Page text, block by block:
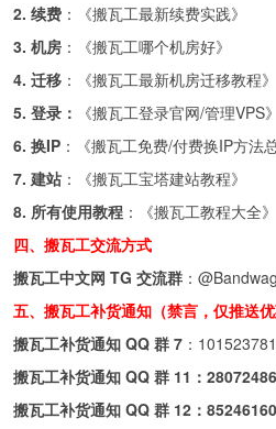
2. 续费 ：《搬瓦工最新续费实践》
3. 机房 ：《搬瓦工哪个机房好》
4. 迁移 ：《搬瓦工最新机房迁移教程》
5. 登录：
《搬瓦工登录官网/管理VPS》
6. 换IP ：《搬瓦工免费/付费换IP方法
7. 建站 ：《搬瓦工宝塔建站教程》
8. 所有使用教程 ：《搬瓦工教程大全》
四、搬瓦工交流方式
搬瓦工中文网 TG 交流群 ：
五、搬瓦工补货通知（禁言，仅推送优
搬瓦工补货通知 QQ 群 7 ：
搬瓦工补货通知 QQ 群 11：
搬瓦工补货通知 QQ 群 12：